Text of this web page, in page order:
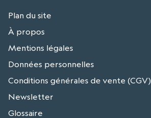
Plan du site
À propos
Mentions légales
Données personnelles
Conditions générales de vente (CGV)
Newsletter
Glossaire